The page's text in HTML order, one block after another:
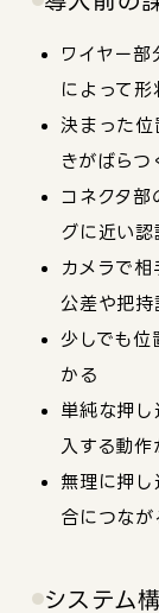
ワイヤー
によって形
決まった位
きがばらつ
コネクタ
グに近い
カメラで
公差や把
少しでも
かる
単純な押
入する動
無理に押
合につなが
システム